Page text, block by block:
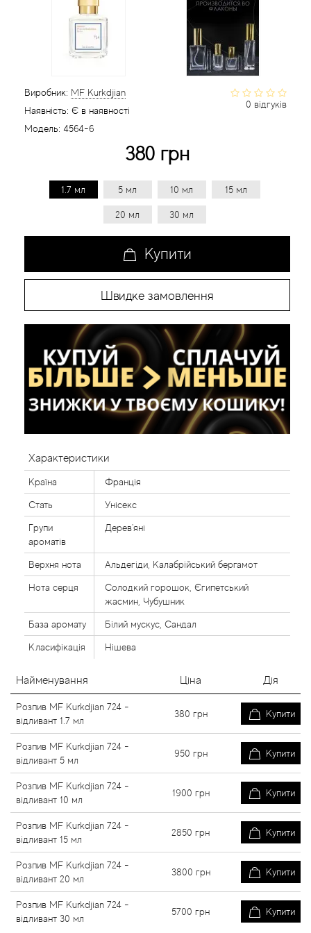
0 відгуків
Виробник: MF Kurkdjian
Наявність: Є в наявності
Модель: 4564-6
380 грн
1.7 мл 5 мл 10 мл 15 мл
20 мл 30 мл
Купити
Швидке замовлення
Характеристики
Країна Франція
Стать Унісекс
Групи
ароматів
Дерев'яні
Верхня нота Альдегіди, Калабрійський бергамот
Нота серця
Солодкий горошок, Єгипетський
жасмин, Чубушник
База аромату Білий мускус, Сандал
Класифікація Нішева
Найменування Ціна Дія
Розпив MF Kurkdjian 724 -
відливант 1.7 мл
380 грн Купити
Розпив MF Kurkdjian 724 -
відливант 5 мл
950 грн Купити
Розпив MF Kurkdjian 724 -
відливант 10 мл
1900 грн Купити
Розпив MF Kurkdjian 724 -
відливант 15 мл
2850 грн Купити
Розпив MF Kurkdjian 724 -
відливант 20 мл
3800 грн Купити
Розпив MF Kurkdjian 724 -
відливант 30 мл
5700 грн Купити